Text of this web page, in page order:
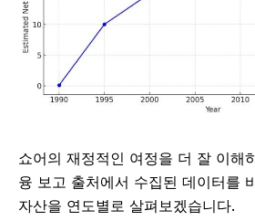
쇼어의 재정적인 여정을 더 잘 이해
융 보고 출처에서 수집된 데이터를
자산을 연도별로 살펴보겠습니다.